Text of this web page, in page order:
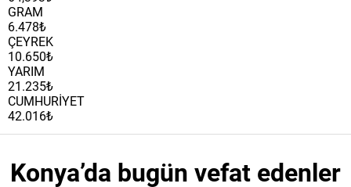
GRAM
6.478₺
ÇEYREK
10.650₺
YARIM
21.235₺
CUMHURİYET
42.016₺
Konya’da bugün vefat edenler